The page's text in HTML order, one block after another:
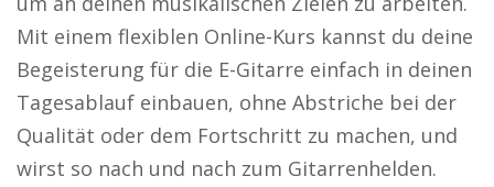
Mit einem flexiblen Online-Kurs kannst du deine
Begeisterung für die E-Gitarre einfach in deinen
Tagesablauf einbauen, ohne Abstriche bei der
Qualität oder dem Fortschritt zu machen, und
wirst so nach und nach zum Gitarrenhelden.